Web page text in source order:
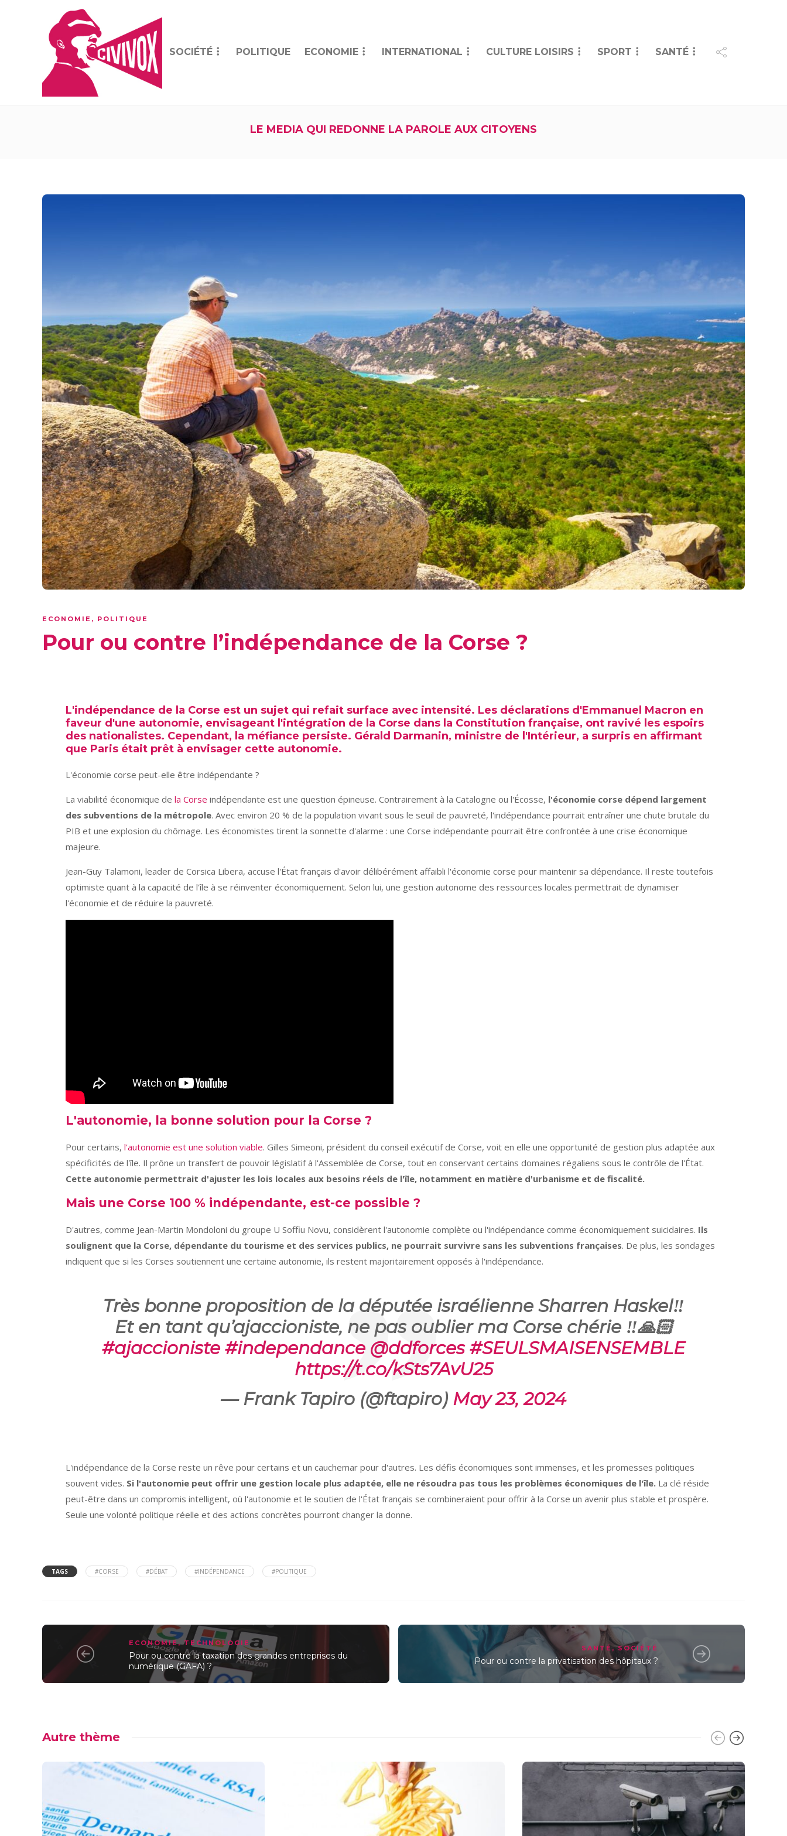
SOCIÉTÉ POLITIQUE ECONOMIE INTERNATIONAL CULTURE LOISIRS SPORT SANTÉ
LE MEDIA QUI REDONNE LA PAROLE AUX CITOYENS
ECONOMIE , POLITIQUE
Pour ou contre l’indépendance de la Corse ?
L'indépendance de la Corse est un sujet qui refait surface avec intensité. Les déclarations d'Emmanuel Macron en
faveur d'une autonomie, envisageant l'intégration de la Corse dans la Constitution française, ont ravivé les espoirs
des nationalistes. Cependant, la méfiance persiste. Gérald Darmanin, ministre de l'Intérieur, a surpris en affirmant
que Paris était prêt à envisager cette autonomie.
L'économie corse peut-elle être indépendante ?
La viabilité économique de la Corse indépendante est une question épineuse. Contrairement à la Catalogne ou l'Écosse, l'économie corse dépend largement
des subventions de la métropole. Avec environ 20 % de la population vivant sous le seuil de pauvreté, l'indépendance pourrait entraîner une chute brutale du
PIB et une explosion du chômage. Les économistes tirent la sonnette d'alarme : une Corse indépendante pourrait être confrontée à une crise économique
majeure.
Jean-Guy Talamoni, leader de Corsica Libera, accuse l'État français d'avoir délibérément affaibli l'économie corse pour maintenir sa dépendance. Il reste toutefois
optimiste quant à la capacité de l'île à se réinventer économiquement. Selon lui, une gestion autonome des ressources locales permettrait de dynamiser
l'économie et de réduire la pauvreté.
L'autonomie, la bonne solution pour la Corse ?
Pour certains, l'autonomie est une solution viable. Gilles Simeoni, président du conseil exécutif de Corse, voit en elle une opportunité de gestion plus adaptée aux
spécificités de l'île. Il prône un transfert de pouvoir législatif à l'Assemblée de Corse, tout en conservant certains domaines régaliens sous le contrôle de l'État.
Cette autonomie permettrait d'ajuster les lois locales aux besoins réels de l'île, notamment en matière d'urbanisme et de fiscalité.
Mais une Corse 100 % indépendante, est-ce possible ?
D'autres, comme Jean-Martin Mondoloni du groupe U Soffiu Novu, considèrent l'autonomie complète ou l'indépendance comme économiquement suicidaires. Ils
soulignent que la Corse, dépendante du tourisme et des services publics, ne pourrait survivre sans les subventions françaises. De plus, les sondages
indiquent que si les Corses soutiennent une certaine autonomie, ils restent majoritairement opposés à l'indépendance.
Très bonne proposition de la députée israélienne Sharren Haskel‼️
Et en tant qu’ajaccioniste, ne pas oublier ma Corse chérie ‼️🙏🏻
#ajaccioniste #independance @ddforces #SEULSMAISENSEMBLE
https://t.co/kSts7AvU25
— Frank Tapiro (@ftapiro) May 23, 2024
L'indépendance de la Corse reste un rêve pour certains et un cauchemar pour d'autres. Les défis économiques sont immenses, et les promesses politiques
souvent vides. Si l'autonomie peut offrir une gestion locale plus adaptée, elle ne résoudra pas tous les problèmes économiques de l'île. La clé réside
peut-être dans un compromis intelligent, où l'autonomie et le soutien de l'État français se combineraient pour offrir à la Corse un avenir plus stable et prospère.
Seule une volonté politique réelle et des actions concrètes pourront changer la donne.
TAGS #CORSE #DÉBAT #INDÉPENDANCE #POLITIQUE
ECONOMIE,TECHNOLOGIE
Pour ou contre la taxation des grandes entreprises du
numérique (GAFA) ?
SANTÉ,SOCIÉTÉ
Pour ou contre la privatisation des hôpitaux ?
Autre thème